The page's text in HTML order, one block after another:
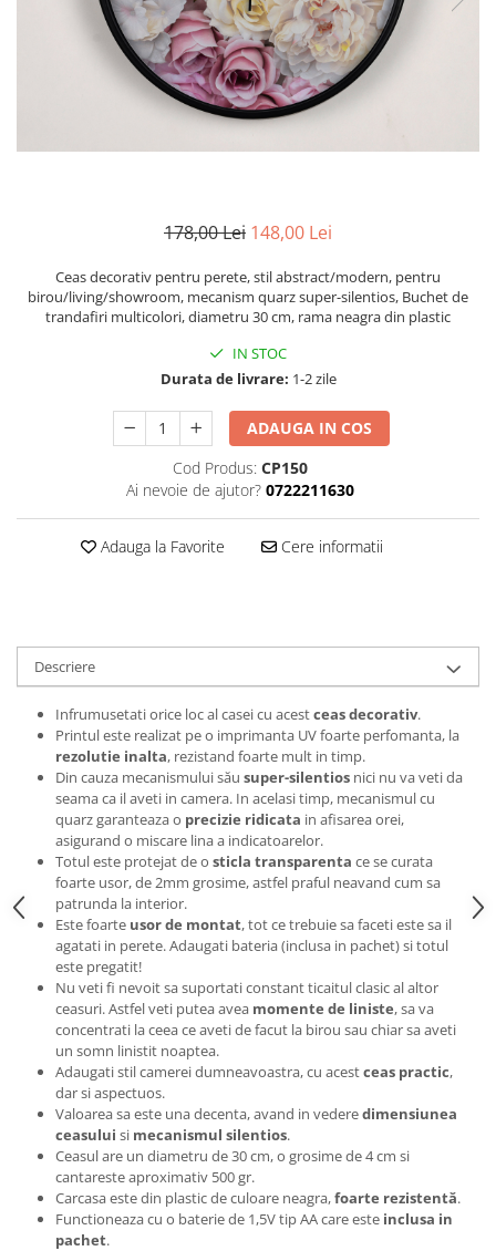
Zodia Fecioara
Zodia Gemeni
Zodia Taur
Tricou personalizat cu imaginea
sau textul tau
Tricouri familie
Tricouri drumetii
Tricouri pescari
Tricouri gameri
Tricouri music is life
Tricouri sporturi de iarna
Halloween
Tricouri aniversare
Tricouri cadou 20 ani
Tricouri cadou 30 ani
Tricouri cadou 40 ani
Tricouri cadou 50 ani
Tricouri cadou 60 ani
Tricouri motociclisti
Tricouri motociclisti
Tricouri enduro
Tricouri offroad
Tricouri biciclisti
Tricouri biciclisti
Tricouri biciclisti MTB
Tricouri biciclisti BMX
Tricouri biciclisti downhill
Tricouri skateboard
Tricouri sport/fitness
Tricouri fitness/sala de forta
Tricouri yoga
Tablouri PVC
Tablouri PVC copii
178,00 Lei 148,00 Lei
Ceas decorativ pentru perete, stil abstract/modern, pentru
birou/living/showroom, mecanism quarz super-silentios, Buchet de
trandafiri multicolori, diametru 30 cm, rama neagra din plastic
IN STOC
Durata de livrare: 1-2 zile
ADAUGA IN COS
Cod Produs: CP150
Ai nevoie de ajutor? 0722211630
Adauga la Favorite Cere informatii
Descriere
Infrumusetati orice loc al casei cu acestceas decorativ.
Printul este realizat pe o imprimanta UV foarte perfomanta, la
rezolutie inalta, rezistand foarte mult in timp.
Din cauza mecanismului său super-silentios nici nu va veti da
seama ca il aveti in camera. In acelasi timp, mecanismul cu
quarz garanteaza o precizie ridicata in afisarea orei,
asigurand o miscare lina a indicatoarelor.
Totul este protejat de o sticla transparenta ce se curata
foarte usor, de 2mm grosime, astfel praful neavand cum sa
patrunda la interior.
Este foarte usor de montat, tot ce trebuie sa faceti este sa il
agatati in perete. Adaugati bateria (inclusa in pachet) si totul
este pregatit!
Nu veti fi nevoit sa suportati constant ticaitul clasic al altor
ceasuri. Astfel veti putea avea momente de liniste, sa va
concentrati la ceea ce aveti de facut la birou sau chiar sa aveti
un somn linistit noaptea.
Adaugati stil camerei dumneavoastra, cu acestceas practic,
dar si aspectuos.
Valoarea sa este una decenta, avand in vederedimensiunea
ceasului si mecanismul silentios.
Ceasul are un diametru de 30 cm, o grosime de 4 cm si
cantareste aproximativ 500 gr.
Carcasa este din plastic de culoare neagra,foarte rezistentă.
Functioneaza cu o baterie de 1,5V tip AA care este inclusa in
pachet.